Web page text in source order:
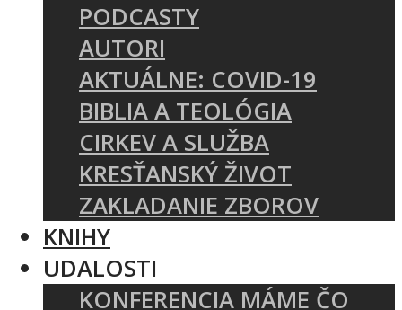
PODCASTY
AUTORI
AKTUÁLNE: COVID-19
BIBLIA A TEOLÓGIA
CIRKEV A SLUŽBA
KRESŤANSKÝ ŽIVOT
ZAKLADANIE ZBOROV
KNIHY
UDALOSTI
KONFERENCIA MÁME ČO